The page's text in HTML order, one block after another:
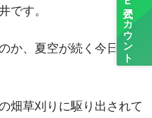
公式アカウント
です。
か、夏空が続く今日この
畑草刈りに駆り出されて